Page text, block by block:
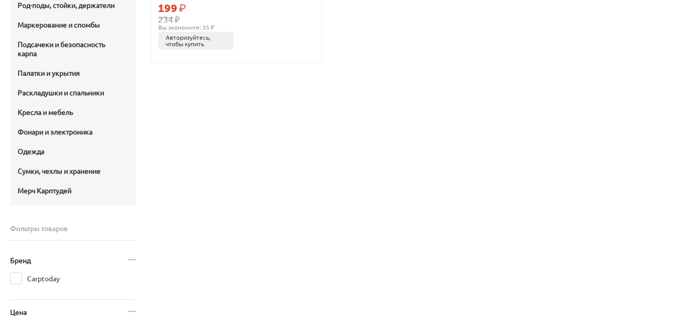
234₽
199₽
Вы экономите: 35 ₽
Авторизуйтесь,
чтобы купить
Род-поды, стойки, держатели
Маркерование и спомбы
Подсачеки и безопасность
карпа
Палатки и укрытия
Раскладушки и спальники
Кресла и мебель
Фонари и электроника
Одежда
Сумки, чехлы и хранение
Мерч Карптудей
Фильтры товаров
Бренд
Carptoday
Цена